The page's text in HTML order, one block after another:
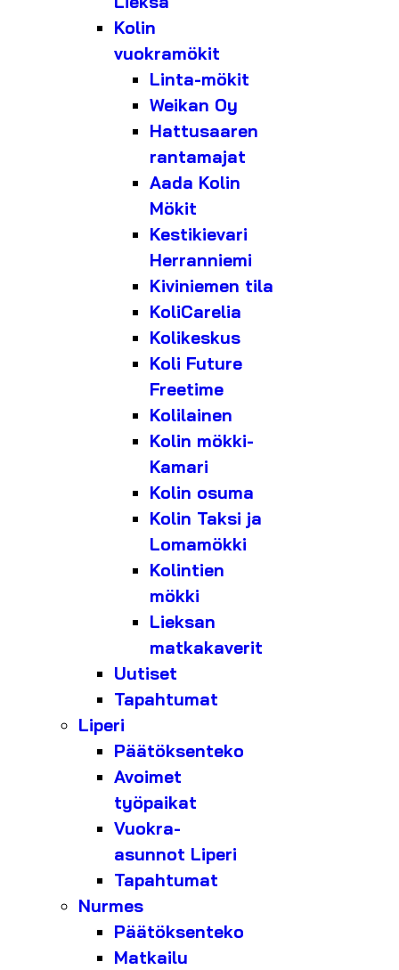
Kolin
vuokramökit
Linta-mökit
Weikan Oy
Hattusaaren
rantamajat
Aada Kolin
Mökit
Kestikievari
Herranniemi
Kiviniemen tila
KoliCarelia
Kolikeskus
Koli Future
Freetime
Kolilainen
Kolin mökki-
Kamari
Kolin osuma
Kolin Taksi ja
Lomamökki
Kolintien
mökki
Lieksan
matkakaverit
Uutiset
Tapahtumat
Liperi
Päätöksenteko
Avoimet
työpaikat
Vuokra-
asunnot Liperi
Tapahtumat
Nurmes
Päätöksenteko
Matkailu